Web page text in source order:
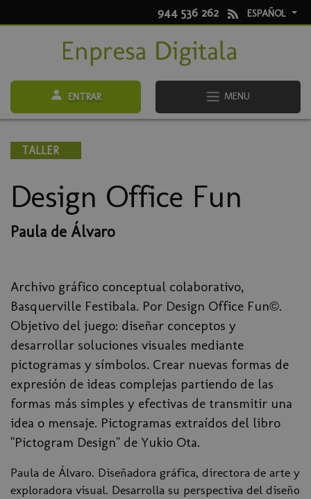
944 536 262 ESPAÑOL
ENTRAR MENU
TALLER
Design Office Fun
Paula de Álvaro
Archivo gráfico conceptual colaborativo,
Basquerville Festibala. Por Design Office Fun©.
Objetivo del juego: diseñar conceptos y
desarrollar soluciones visuales mediante
pictogramas y símbolos. Crear nuevas formas de
expresión de ideas complejas partiendo de las
formas más simples y efectivas de transmitir una
idea o mensaje. Pictogramas extraídos del libro
"Pictogram Design" de Yukio Ota.
Paula de Álvaro. Diseñadora gráfica, directora de arte y
exploradora visual. Desarrolla su perspectiva del diseño